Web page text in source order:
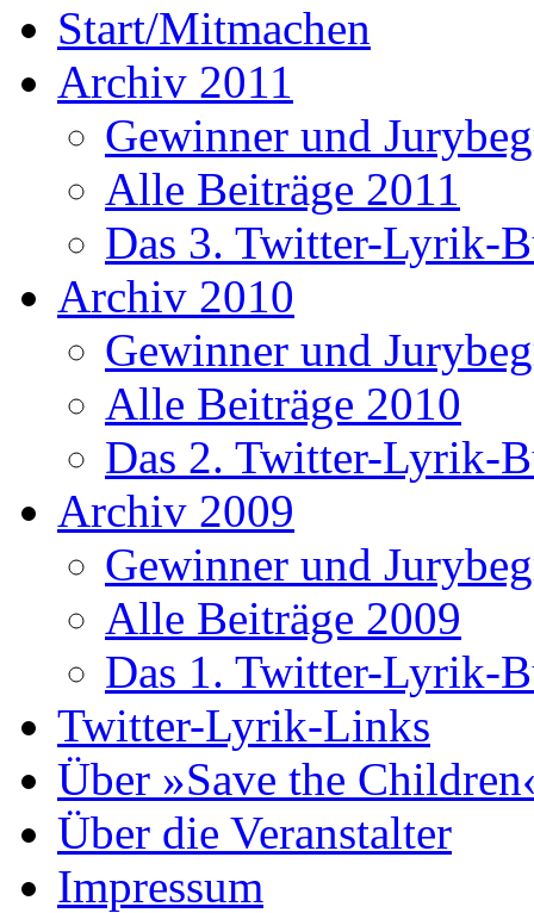
Start/Mitmachen
Archiv 2011
Gewinner und
Alle Beiträge 2011
Das 3. Twitter-Lyrik-
Archiv 2010
Gewinner und
Alle Beiträge 2010
Das 2. Twitter-Lyrik-
Archiv 2009
Gewinner und
Alle Beiträge 2009
Das 1. Twitter-Lyrik-
Twitter-Lyrik-Links
Über »Save the
Über die Veranstalter
Impressum